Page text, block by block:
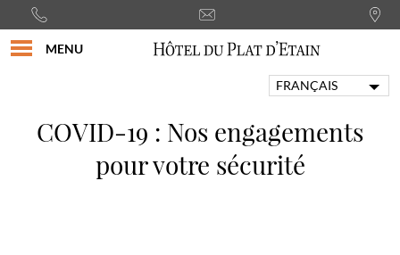
MENU
FRANÇAIS
PORTUGUÊS
ITALIANO
DEUTSCH
COVID-19 : Nos engagements
pour votre sécurité